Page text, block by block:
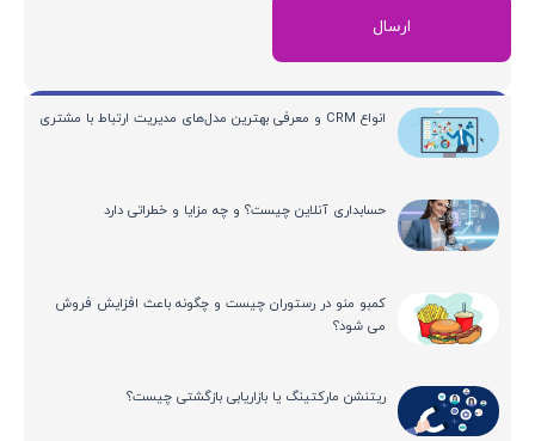
انواع CRM و معرفی بهترین مدل‌های مدیریت ارتباط با مشتری
حسابداری آنلاین چیست؟ و چه مزایا و خطراتی دارد
کمبو منو در رستوران چیست و چگونه باعث افزایش فروش
می شود؟
ریتنشن مارکتینگ یا بازاریابی بازگشتی چیست؟